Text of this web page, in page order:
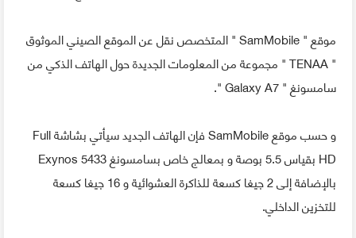
موقع " SamMobile " المتخصص نقل عن الموقع الصيني الموثوق
" TENAA " مجموعة من المعلومات الجديدة حول الهاتف الذكي من
سامسونغ " Galaxy A7 ".
و حسب موقع SamMobile فإن الهاتف الجديد سيأتي بشاشة Full
HD بقياس 5.5 بوصة و بمعالج خاص بسامسونغ Exynos 5433
بالإضافة إلى 2 جيغا كسعة للذاكرة العشوائية و 16 جيغا كسعة
للتخزين الداخلي.